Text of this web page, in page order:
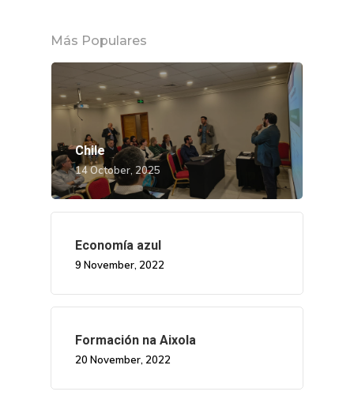
Más Populares
Chile
14 October, 2025
Economía azul
9 November, 2022
Formación na Aixola
20 November, 2022